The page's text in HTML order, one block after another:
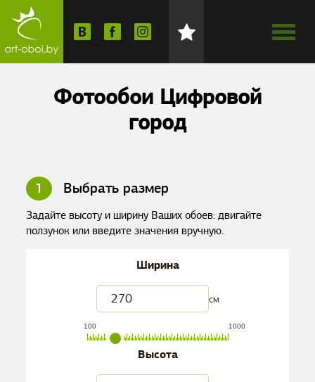
Фотообои Цифровой
город
1 Выбрать размер
Задайте высоту и ширину Ваших обоев: двигайте
ползунок или введите значения вручную.
Ширина
см
100 1000
Высота